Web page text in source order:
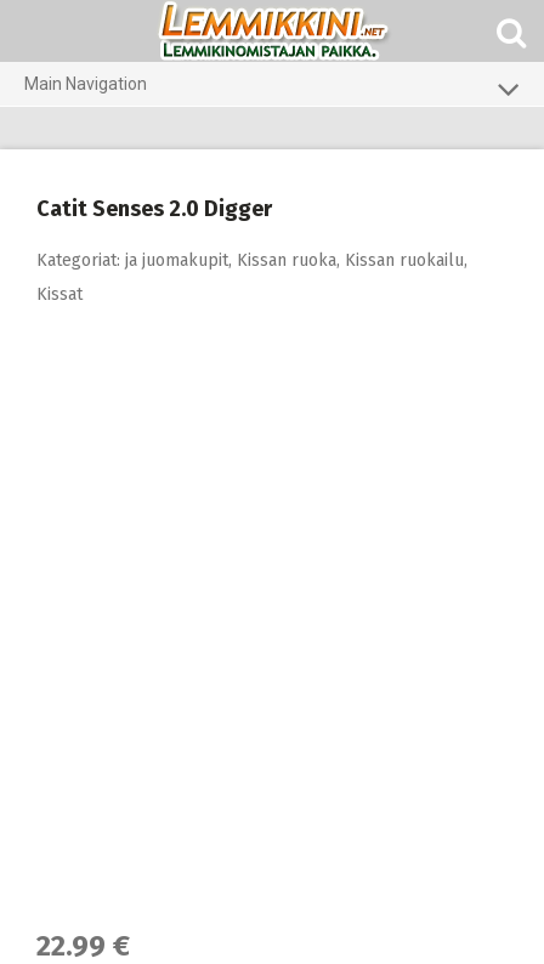
Main Navigation
Pieneläimet
Catit Senses 2.0 Digger
Kategoriat: ja juomakupit, Kissan ruoka, Kissan ruokailu,
Kissat
22.99 €